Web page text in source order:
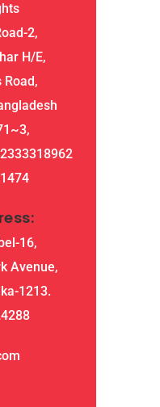
2,
H/E,
16,
Avenue,
1213.